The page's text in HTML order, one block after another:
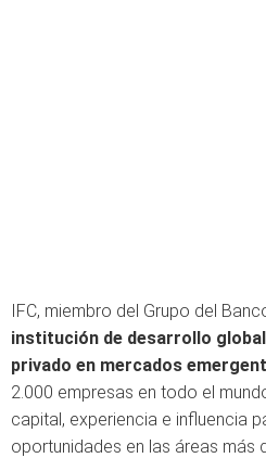
IFC, miembro del Grupo del
institución de desarrollo
privado en mercados
2.000 empresas en todo el
capital, experiencia e influencia
oportunidades en las áreas más